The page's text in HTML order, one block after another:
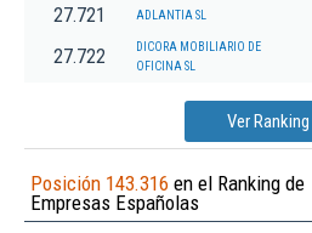
27.721 ADLANTIA SL
27.722
DICORA MOBILIARIO DE
OFICINA SL
Ver
Posición 143.316 en el Ranking de
Empresas Españolas